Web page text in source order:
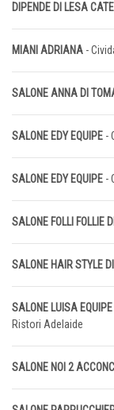
DIPENDE DI LESA
MIANI ADRIANA -
SALONE ANNA DI
SALONE EDY EQUIPE -
SALONE EDY EQUIPE -
SALONE FOLLI FOLLIE
SALONE HAIR STYLE
SALONE LUISA
Ristori Adelaide
SALONE NOI 2